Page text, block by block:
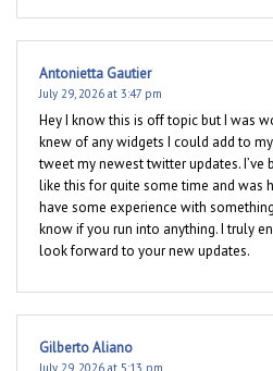
Antonietta Gautier
July 29, 2026 at 3:47 pm
Hey I know this is off topic but I was
knew of any widgets I could add to
tweet my newest twitter updates.
like this for quite some time and was
have some experience with
know if you run into anything. I truly
look forward to your new updates.
Gilberto Aliano
July 29, 2026 at 5:13 pm